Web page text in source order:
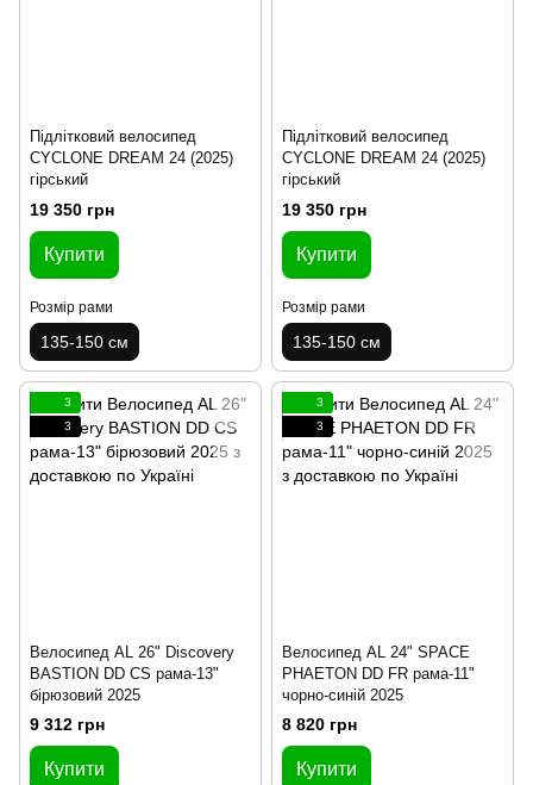
Підлітковий велосипед
CYCLONE DREAM 24 (2025)
гірський
19 350 грн
Купити
Розмір рами
135-150 см
Підлітковий велосипед
CYCLONE DREAM 24 (2025)
гірський
19 350 грн
Купити
Розмір рами
135-150 см
3
3
Велосипед AL 26" Discovery
BASTION DD CS рама-13"
бірюзовий 2025
9 312 грн
Купити
3
3
Велосипед AL 24" SPACE
PHAETON DD FR рама-11"
чорно-синій 2025
8 820 грн
Купити